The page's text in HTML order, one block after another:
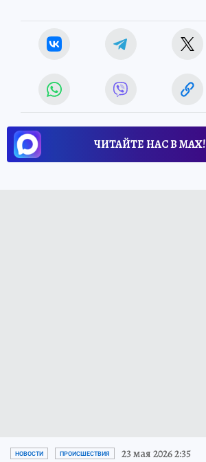
ЧИТАЙТЕ НАС В МАХ!
НОВОСТИ ПРОИСШЕСТВИЯ 23 мая 2026 2:35